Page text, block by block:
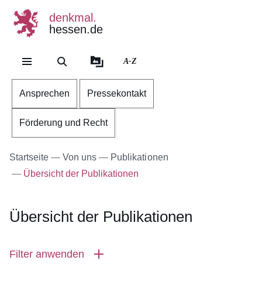
denkmal.
hessen.de
A-Z
Ansprechen Pressekontakt
Förderung und Recht
Startseite Von uns
Publikationen
Übersicht der Publikationen
Übersicht der Publikationen
Filter anwenden